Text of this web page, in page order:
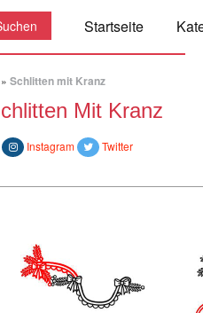
Startseite
» Schlitten mit Kranz
Mit Kranz
Instagram Twitter